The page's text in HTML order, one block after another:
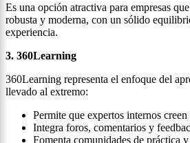
Es una opción atractiva para empresas
robusta y moderna, con un sólido
experiencia.
3. 360Learning
360Learning representa el enfoque del
llevado al extremo:
Permite que expertos internos
Integra foros, comentarios y
Fomenta comunidades de práctica